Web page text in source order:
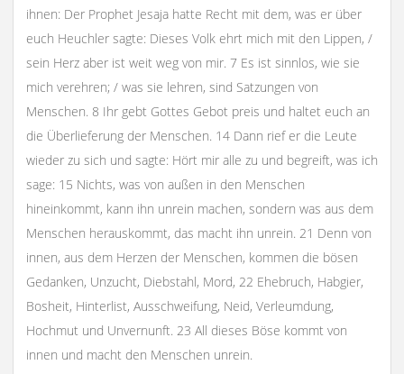
ihnen: Der Prophet Jesaja hatte Recht mit dem, was er über
euch Heuchler sagte: Dieses Volk ehrt mich mit den Lippen, /
sein Herz aber ist weit weg von mir. 7 Es ist sinnlos, wie sie
mich verehren; / was sie lehren, sind Satzungen von
Menschen. 8 Ihr gebt Gottes Gebot preis und haltet euch an
die Überlieferung der Menschen. 14 Dann rief er die Leute
wieder zu sich und sagte: Hört mir alle zu und begreift, was ich
sage: 15 Nichts, was von außen in den Menschen
hineinkommt, kann ihn unrein machen, sondern was aus dem
Menschen herauskommt, das macht ihn unrein. 21 Denn von
innen, aus dem Herzen der Menschen, kommen die bösen
Gedanken, Unzucht, Diebstahl, Mord, 22 Ehebruch, Habgier,
Bosheit, Hinterlist, Ausschweifung, Neid, Verleumdung,
Hochmut und Unvernunft. 23 All dieses Böse kommt von
innen und macht den Menschen unrein.